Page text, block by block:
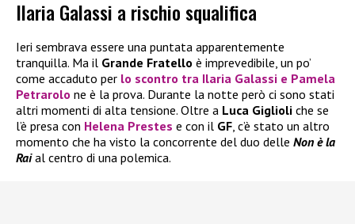
Ilaria Galassi a rischio squalifica
Ieri sembrava essere una puntata apparentemente
tranquilla. Ma il Grande Fratello è imprevedibile, un po’
come accaduto per lo scontro tra Ilaria Galassi e Pamela
Petrarolo ne è la prova. Durante la notte però ci sono stati
altri momenti di alta tensione. Oltre a Luca Giglioli che se
l’è presa con Helena Prestes e con il GF, c’è stato un altro
momento che ha visto la concorrente del duo delle Non è la
Raial centro di una polemica.